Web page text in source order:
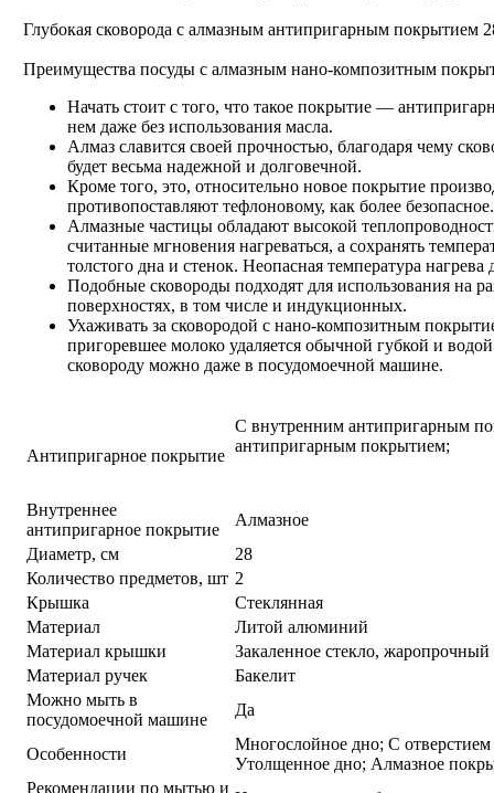
Глубокая сковорода с алмазным антипригарным покрытием
Преимущества посуды с алмазным нано-композитным
Начать стоит с того, что такое покрытие —
нем даже без использования масла.
Алмаз славится своей прочностью, благодаря чему
будет весьма надежной и долговечной.
Кроме того, это, относительно новое покрытие
противопоставляют тефлоновому, как более безопасное.
Алмазные частицы обладают высокой
считанные мгновения нагреваться, а сохранять
толстого дна и стенок. Неопасная температура нагрева
Подобные сковороды подходят для использования на
поверхностях, в том числе и индукционных.
Ухаживать за сковородой с нано-композитным
пригоревшее молоко удаляется обычной губкой и
сковороду можно даже в посудомоечной машине.
Антипригарное покрытие
С внутренним антипригарным
антипригарным покрытием;
Внутреннее
антипригарное покрытие
Алмазное
Диаметр, см
28
Количество предметов, шт 2
Крышка
Стеклянная
Материал
Литой алюминий
Материал крышки
Закаленное стекло,
Материал ручек
Бакелит
Можно мыть в
посудомоечной машине
Да
Особенности
Многослойное дно; С отверстием
Утолщенное дно; Алмазное
Рекомендации по мытью и